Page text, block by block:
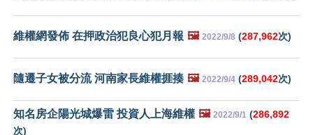
維權網發佈 在押政治犯良心犯月報 🖼️ 2022/9/8 (287,962次)
隨遷子女被分流 河南家長維權捱揍 🖼️ 2022/9/4 (289,042次)
知名房企陽光城爆雷 投資人上海維權 🖼️ 2022/9/1 (286,892
次)